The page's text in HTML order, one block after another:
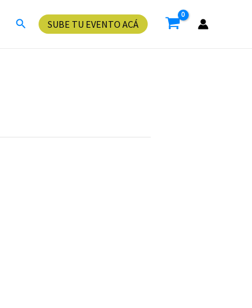
Buscar SUBE TU EVENTO ACÁ